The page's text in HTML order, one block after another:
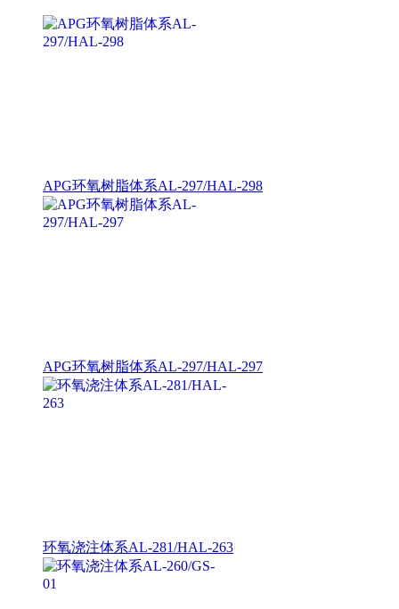
APG环氧树脂体系AL-297/HAL-298
APG环氧树脂体系AL-297/HAL-297
环氧浇注体系AL-281/HAL-263